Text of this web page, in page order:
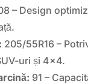
– Design
205/55R16 –
uri și 4×4.
91 –